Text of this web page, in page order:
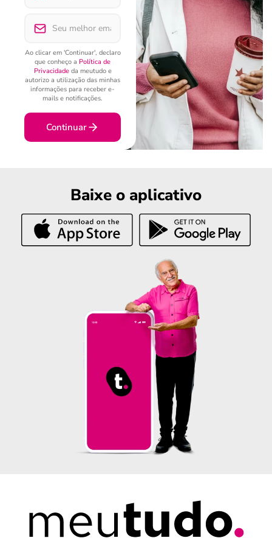
Ao clicar em 'Continuar', declaro
que conheço a Política de
Privacidadeda meutudo e
autorizo a utilização das minhas
informações para receber e-
mails e notificações.
Continuar
Baixe o aplicativo